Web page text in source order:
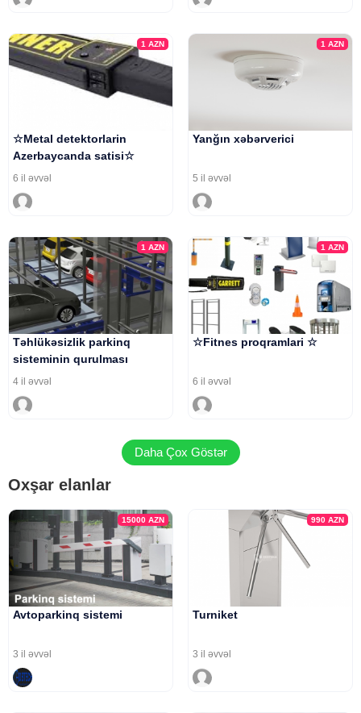
1AZN
☆Metal detektorlarin
Azerbaycanda satisi☆
6 il əvvəl
1 AZN
Yanğın xəbərverici
5 il əvvəl
1AZN
Təhlükəsizlik parkinq
sisteminin qurulması
4 il əvvəl
1 AZN
☆Fitnes proqramlari ☆
6 il əvvəl
Daha Çox Göstər
Oxşar elanlar
15000AZN
Avtoparkinq sistemi
3 il əvvəl
990 AZN
Turniket
3 il əvvəl